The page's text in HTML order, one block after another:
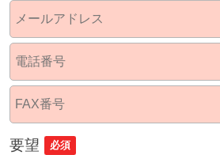
要望 必須